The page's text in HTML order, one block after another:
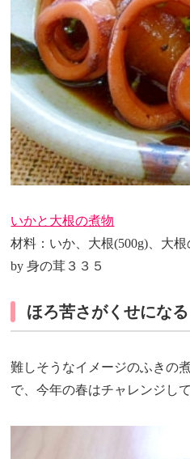
いかと大根の煮物
材料：いか、大根(500g)、大
by 身の茸３３５
ほろ苦さがくせにな
難しそうなイメージのふきの
で、今年の春はチャレンジし